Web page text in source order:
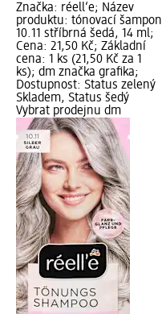
Značka: réell‘e; Název
produktu: tónovací šampon
10.11 stříbrná šedá, 14 ml;
Cena: 21,50 Kč; Základní
cena: 1 ks (21,50 Kč za 1
ks); dm značka grafika;
Dostupnost: Status zelený
Skladem, Status šedý
Vybrat prodejnu dm